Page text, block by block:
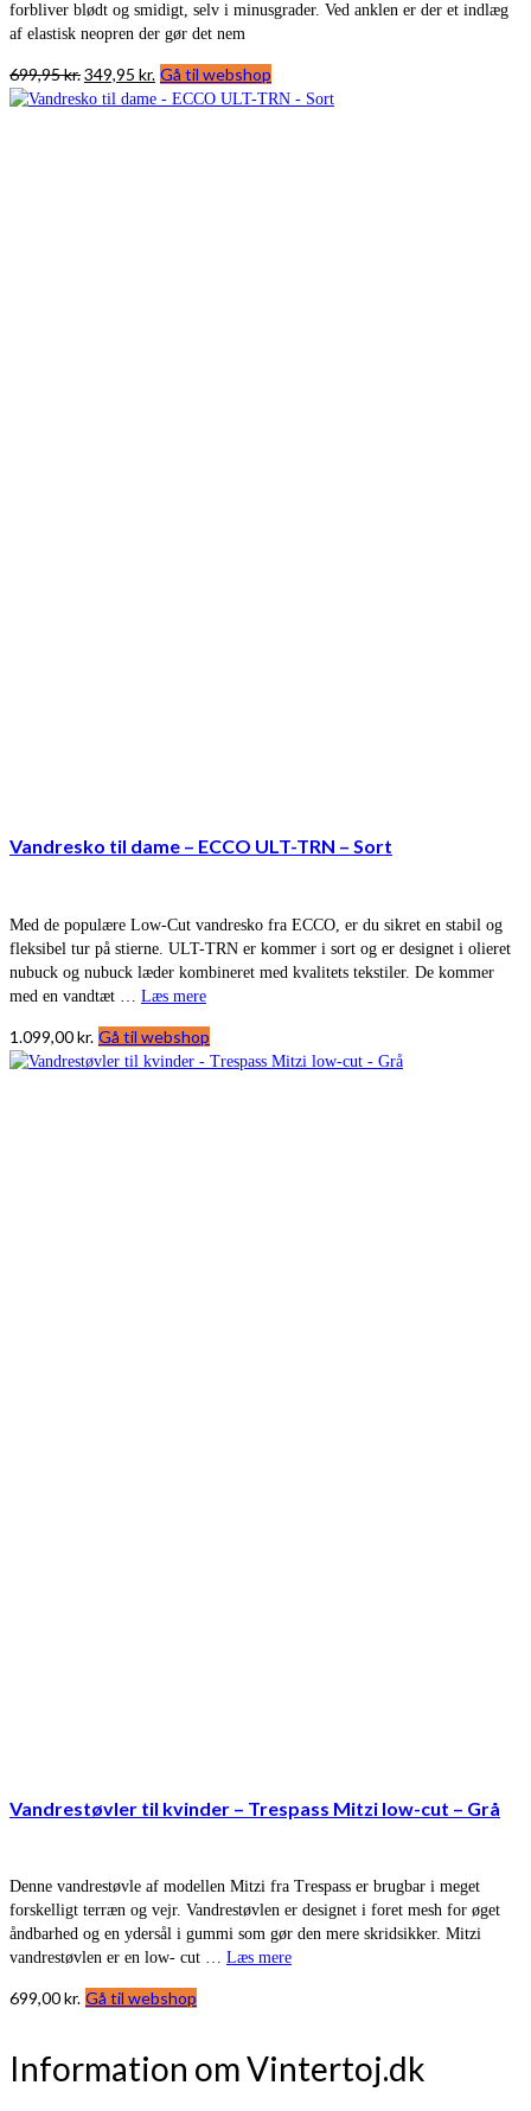
forbliver blødt og smidigt, selv i minusgrader. Ved anklen er der et indlæg
af elastisk neopren der gør det nem
699,95kr.Den
oprindelige
349,95 kr. Den
aktuelle
Gå til webshop
Vandresko til dame – ECCO ULT-TRN – Sort
Med de populære Low-Cut vandresko fra ECCO, er du sikret en stabil og
fleksibel tur på stierne. ULT-TRN er kommer i sort og er designet i olieret
nubuck og nubuck læder kombineret med kvalitets tekstiler. De kommer
med en vandtæt … Læs mere
1.099,00kr. Gå til webshop
Vandrestøvler til kvinder – Trespass Mitzi low-cut – Grå
Denne vandrestøvle af modellen Mitzi fra Trespass er brugbar i meget
forskelligt terræn og vejr. Vandrestøvlen er designet i foret mesh for øget
åndbarhed og en ydersål i gummi som gør den mere skridsikker. Mitzi
vandrestøvlen er en low- cut … Læs mere
699,00kr. Gå til webshop
Information om Vintertoj.dk